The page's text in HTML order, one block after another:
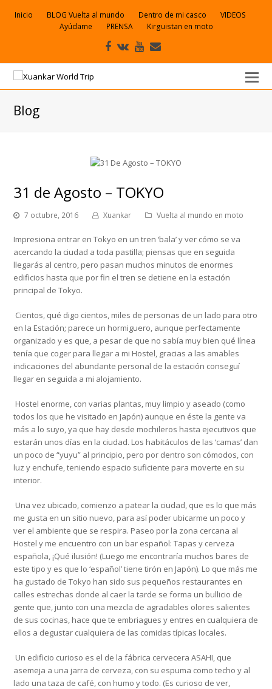
Inicio BLOG Vuelta al mundo Dentro de mi casco
VIDEOS
Ayúdame
PRENSA Kirguistan en moto
Facebook
VK Youtube
electrónico
Blog
31 de Agosto – TOKYO
7 octubre, 2016 Xuankar Vuelta al mundo en moto
Impresiona entrar en Tokyo en un tren ‘bala’ y ver cómo se va
acercando la ciudad a toda pastilla; piensas que en seguida
llegarás al centro, pero pasan muchos minutos de enormes
edificios hasta que por fin el tren se detiene en la estación
principal de Tokyo.
Cientos, qué digo cientos, miles de personas de un lado para otro
en la Estación; parece un hormiguero, aunque perfectamente
organizado y es que, a pesar de que no sabía muy bien qué línea
tenía que coger para llegar a mi Hostel, gracias a las amables
indicaciones del abundante personal de la estación conseguí
llegar en seguida a mi alojamiento.
Hostel enorme, con varias plantas, muy limpio y aseado (como
todos los que he visitado en Japón) aunque en éste la gente va
más a lo suyo, ya que hay desde mochileros hasta ejecutivos que
estarán unos días en la ciudad. Los habitáculos de las ‘camas’ dan
un poco de “yuyu” al principio, pero por dentro son cómodos, con
luz y enchufe, teniendo espacio suficiente para moverte en su
interior.
Una vez ubicado, comienzo a patear la ciudad, que es lo que más
me gusta en un sitio nuevo, para así poder ubicarme un poco y
ver el ambiente que se respira. Paseo por la zona cercana al
Hostel y me encuentro con un bar español: Tapas y cerveza
española, ¡Qué ilusión! (Luego me encontraría muchos bares de
este tipo y es que lo ‘español’ tiene tirón en Japón). Lo que más me
ha gustado de Tokyo han sido sus pequeños restaurantes en
calles estrechas donde al caer la tarde se forma un bullicio de
gente que, junto con una mezcla de agradables olores salientes
de sus cocinas, hace que te embriagues y entres en cualquiera de
ellos a degustar cualquiera de las comidas típicas locales.
Un edificio curioso es el de la fábrica cervecera ASAHI, que
asemeja a una jarra de cerveza, con su espuma como techo y al
lado una taza de café, con humo y todo. (Es curioso de ver,